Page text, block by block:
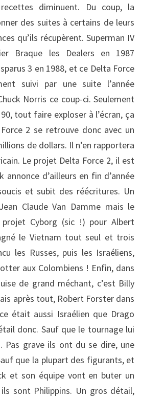
diminuent. Du coup, la
des suites à certains de leurs
qu’ils récupèrent. Superman IV
Braque les Dealers en 1987
3 en 1988, et ce Delta Force
suivi par une suite l’année
Norris ce coup-ci. Seulement
tout faire exploser à l’écran, ça
2 se retrouve donc avec un
de dollars. Il n’en rapportera
Le projet Delta Force 2, il est
annonce d’ailleurs en fin d’année
et subit des réécritures. Un
Claude Van Damme mais le
Cyborg (sic !) pour Albert
le Vietnam tout seul et trois
les Russes, puis les Israéliens,
aux Colombiens ! Enfin, dans
de grand méchant, c’est Billy
après tout, Robert Forster dans
était aussi Israélien que Drago
donc. Sauf que le tournage lui
Pas grave ils ont du se dire, une
que la plupart des figurants, et
et son équipe vont en buter un
sont Philippins. Un gros détail,